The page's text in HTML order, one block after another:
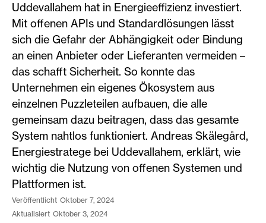
Uddevallahem hat in Energieeffizienz investiert.
Mit offenen APIs und Standardlösungen lässt
sich die Gefahr der Abhängigkeit oder Bindung
an einen Anbieter oder Lieferanten vermeiden –
das schafft Sicherheit. So konnte das
Unternehmen ein eigenes Ökosystem aus
einzelnen Puzzleteilen aufbauen, die alle
gemeinsam dazu beitragen, dass das gesamte
System nahtlos funktioniert. Andreas Skälegård,
Energiestratege bei Uddevallahem, erklärt, wie
wichtig die Nutzung von offenen Systemen und
Plattformen ist.
veröffentlicht Oktober 7, 2024
aktualisiert Oktober 3, 2024